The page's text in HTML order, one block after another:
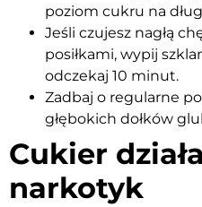
poziom cukru na
Jeśli czujesz nagłą
posiłkami, wypij
odczekaj 10 minut.
Zadbaj o regularne
głębokich dołków
Cukier
narkotyk